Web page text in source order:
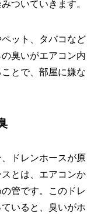
ついていきます。
ット、タバコなど
臭いがエアコン内
とで、部屋に嫌な
ドレンホースが原
とは、エアコンか
管です。このドレ
いると、臭いがホ